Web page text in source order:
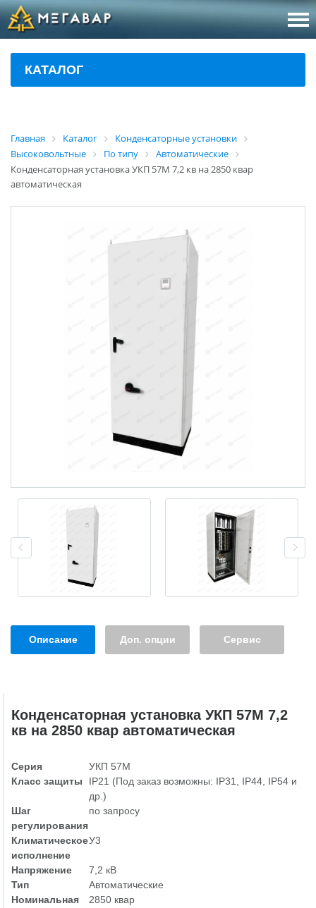
8
КАТАЛОГ
Главная Каталог
Конденсаторные установки
Высоковольтные
По типу
Автоматические
Конденсаторная установка УКП 57М 7,2 кв на 2850 квар
автоматическая
Описание Доп. опции Сервис
Конденсаторная установка УКП 57М 7,2
кв на 2850 квар автоматическая
Серия
УКП 57М
Класс защиты
IP21 (Под заказ возможны: IP31, IP44, IP54 и
др.)
Шаг
регулирования
по запросу
Климатическое
исполнение
У3
Напряжение
7,2 кВ
Тип
Автоматические
Номинальная
2850 квар